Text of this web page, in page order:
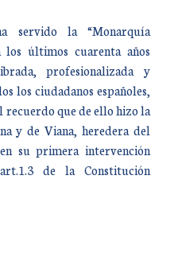
servido la “Monarquía
los últimos cuarenta años
profesionalizada y
los ciudadanos españoles,
que de ello hizo la
y de Viana, heredera del
su primera intervención
de la Constitución